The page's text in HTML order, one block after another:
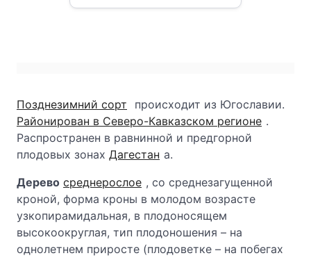
Позднезимний сорт
происходит из Югославии.
Районирован в Северо-Кавказском регионе .
Распространен в равнинной и предгорной
плодовых зонах Дагестан а.
Дерево среднерослое , со среднезагущенной
кроной, форма кроны в молодом возрасте
узкопирамидальная, в плодоносящем
высокоокруглая, тип плодоношения – на
однолетнем приросте (плодоветке – на побегах